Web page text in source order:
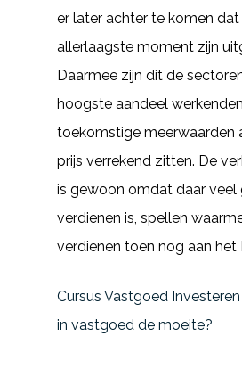
er later achter te komen
allerlaagste moment zijn
Daarmee zijn dit de
hoogste aandeel
toekomstige meerwaarden
prijs verrekend zitten. De
is gewoon omdat daar veel
verdienen is, spellen
verdienen toen nog aan het
Cursus Vastgoed
in vastgoed de moeite?